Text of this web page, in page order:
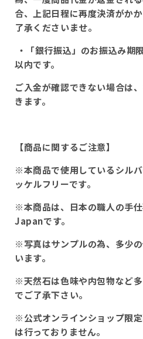
合、上記日程に再度決済がか
了承くださいませ。
・「銀行振込」のお振込み期
以内です。
ご入金が確認できない場合は
きます。
【商品に関するご注意】
※本商品で使用しているシル
ッケルフリーです。
※本商品は、日本の職人の手
Japanです。
※写真はサンプルの為、多少
います。
※天然石は色味や内包物など
でご了承下さい。
※公式オンラインショップ限
は行っておりません。